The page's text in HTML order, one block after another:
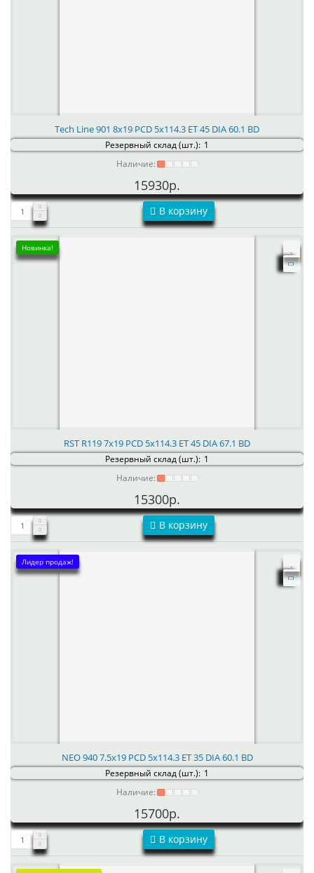
Tech Line 901 8x19 PCD 5x114.3 ET 45 DIA 60.1 BD
Резервный склад (шт.): 1
Наличие:
15930р.
В корзину
Новинка!
RST R119 7x19 PCD 5x114.3 ET 45 DIA 67.1 BD
Резервный склад (шт.): 1
Наличие:
15300р.
В корзину
Лидер продаж!
NEO 940 7.5x19 PCD 5x114.3 ET 35 DIA 60.1 BD
Резервный склад (шт.): 1
Наличие:
15700р.
В корзину